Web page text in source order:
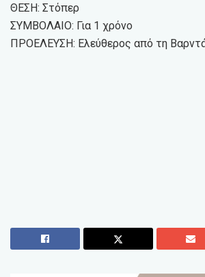
ΘΕΣΗ: Στόπερ
ΣΥΜΒΟΛΑΙΟ: Για 1 χρόνο
ΠΡΟΕΛΕΥΣΗ: Ελεύθερος από τη